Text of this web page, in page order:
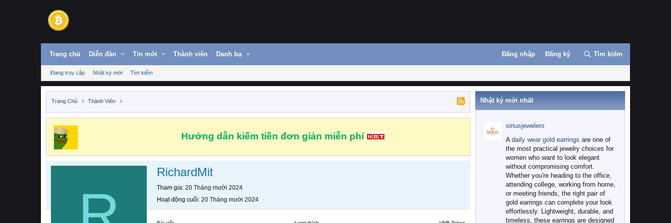
Trang chủ Diễn đàn Tin mới Thành viên Danh bạ Đăng nhập Đăng ký Tìm kiếm
Đang truy cập Nhật ký mới Tìm kiếm
Trang Chủ Thành Viên
Hướng dẫn kiếm tiền đơn giản miễn phí
RichardMit
Tham gia 20 Tháng mười 2024
Hoạt động cuối 20 Tháng mười 2024
Nhật ký mới nhất
siriusjewelers
A daily wear gold earrings are one of
the most practical jewelry choices for
women who want to look elegant
without compromising comfort.
Whether you're heading to the office,
attending college, working from home,
or meeting friends, the right pair of
gold earrings can complete your look
effortlessly. Lightweight, durable, and
timeless, these earrings are designed